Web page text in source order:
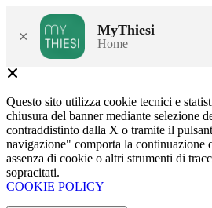
× MyThiesi
Home
Questo sito utilizza cookie tecnici e
chiusura del banner mediante selezione
contraddistinto dalla X o tramite il
navigazione" comporta la continuazione
assenza di cookie o altri strumenti di
sopracitati.
COOKIE POLICY